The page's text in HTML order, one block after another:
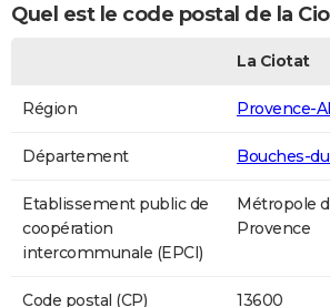
Quel est le code postal de la
La Ciotat
Région Provence-
Département Bouches-
Etablissement public de
coopération
intercommunale (EPCI)
Métropole
Provence
Code postal (CP) 13600